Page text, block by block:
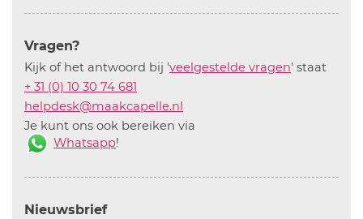
Vragen?
Kijk of het antwoord bij 'veelgestelde vragen' staat
+ 31 (0) 10 30 74 681
helpdesk@maakcapelle.nl
Je kunt ons ook bereiken via
Whatsapp!
Nieuwsbrief